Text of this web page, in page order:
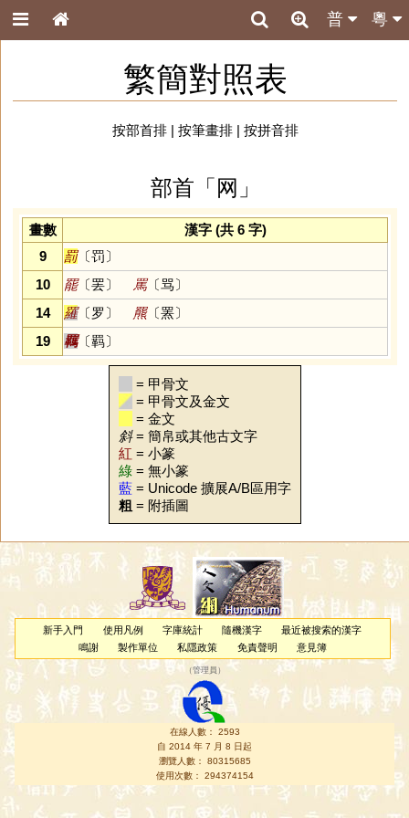
粵
普
繁簡對照表
按部首排| 按筆畫排| 按拼音排
部首「网」
畫數
漢字 (共 6 字)
9
罰〔罚〕
10
罷〔罢〕 罵〔骂〕
14
羅〔罗〕 羆〔罴〕
19
羈〔羁〕
= 甲骨文
= 甲骨文及金文
= 金文
斜= 簡帛或其他古文字
紅 = 小篆
綠 = 無小篆
藍 = Unicode 擴展A/B區用字
粗 = 附插圖
新手入門 使用凡例 字庫統計 隨機漢字
最近被搜索的漢字
鳴謝
製作單位 私隱政策 免責聲明 意見簿
（管理員 ）
在線人數： 2593
自 2014 年 7 月 8 日起
瀏覽人數： 80315685
使用次數： 294374154